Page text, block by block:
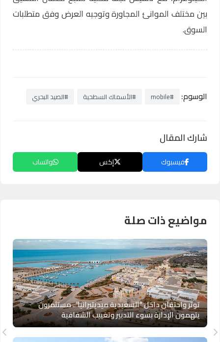
بين مختلف الموانئ المجاورة وتوجيه العرض وفق متطلبات
السوق.
الوسوم: #mobile #الأسماك السطحية #الصيد البحري
شارك المقال
فيسبوك إكس واتساب
مواضيع ذات صلة
توتر واحتقان داخل “السعيدية ميديتيرانيا”.. مستثمرون
يتهمون الإدارة بسوء التدبير وتغييب الشفافية